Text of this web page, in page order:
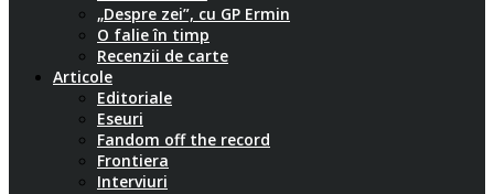
„Despre zei”, cu GP Ermin
O falie în timp
Recenzii de carte
Articole
Editoriale
Eseuri
Fandom off the record
Frontiera
Interviuri